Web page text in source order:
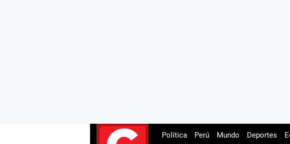
Política Perú Mundo Deportes